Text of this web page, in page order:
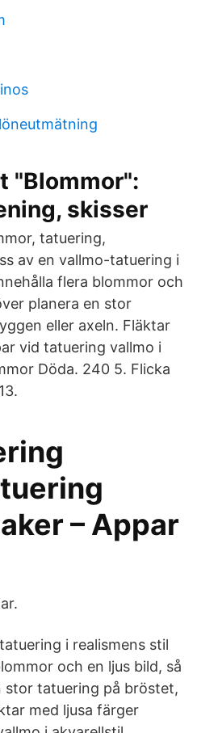
"Blommor":
skisser
tatuering,
av en vallmo-tatuering i
flera blommor och
planera en stor
eller axeln. Fläktar
vid tatuering vallmo i
Döda. 240 5. Flicka
– Appar
i realismens stil
och en ljus bild, så
stor tatuering på bröstet,
med ljusa färger